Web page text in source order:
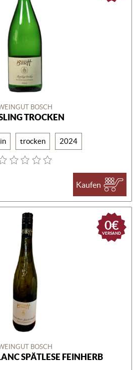
BOSCH
TROCKEN
trocken 2024
Kaufen
0€
VERSAND
BOSCH
SPÄTLESE FEINHERB